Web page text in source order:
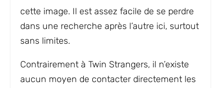
cette image. Il est assez facile de se perdre
dans une recherche après l’autre ici, surtout
sans limites.
Contrairement à Twin Strangers, il n’existe
aucun moyen de contacter directement les